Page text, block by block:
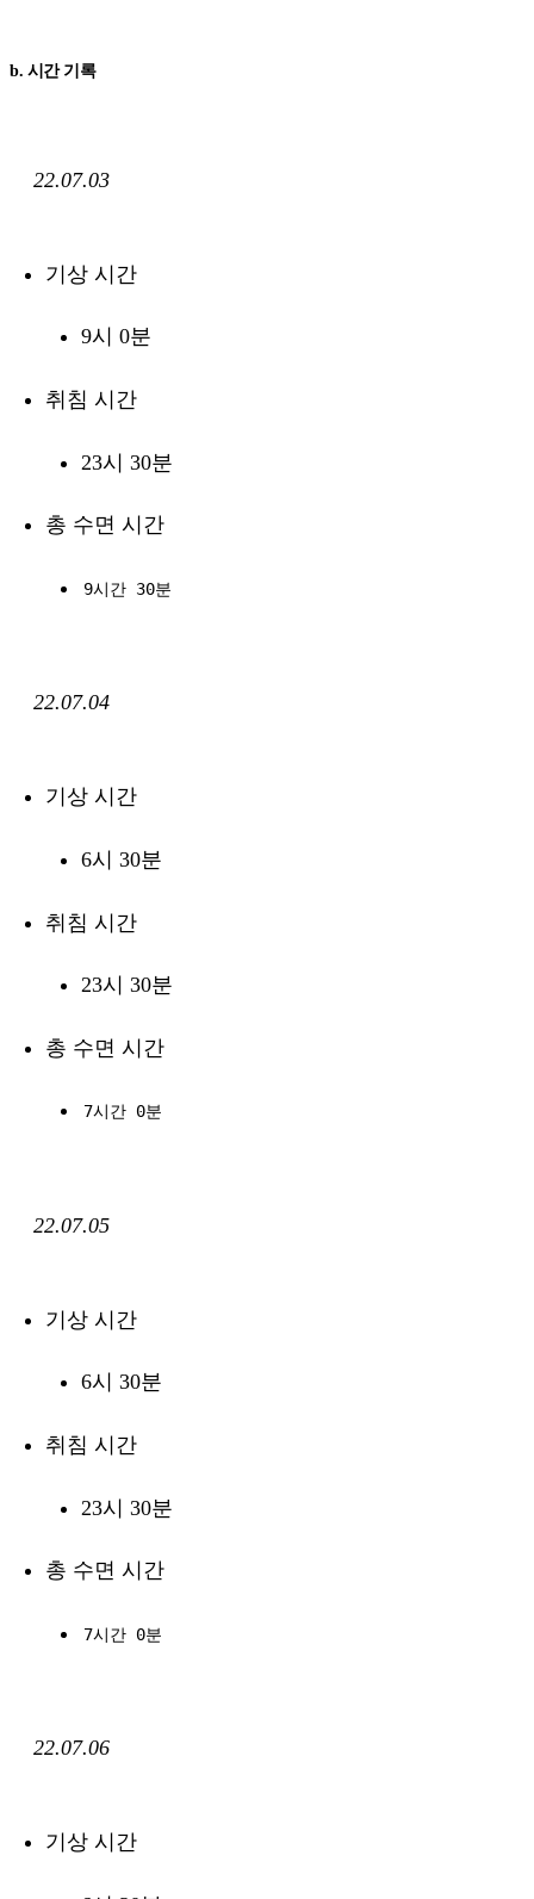
b. 시간 기록
22.07.03
기상 시간
9시 0분
취침 시간
23시 30분
총 수면 시간
9시간 30분
22.07.04
기상 시간
6시 30분
취침 시간
23시 30분
총 수면 시간
7시간 0분
22.07.05
기상 시간
6시 30분
취침 시간
23시 30분
총 수면 시간
7시간 0분
22.07.06
기상 시간